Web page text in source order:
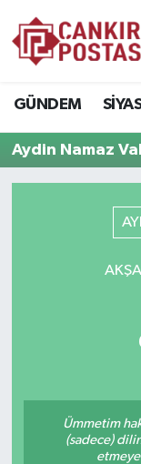
GÜNDEM
Aydin Namaz
Ümmetim
(sadece)
EKONOMİ
ÇEVRE
Trafik
Son Dakika